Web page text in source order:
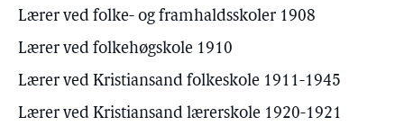
Lærer ved folke- og framhaldsskoler 1908
Lærer ved folkehøgskole 1910
Lærer ved Kristiansand folkeskole 1911-1945
Lærer ved Kristiansand lærerskole 1920-1921